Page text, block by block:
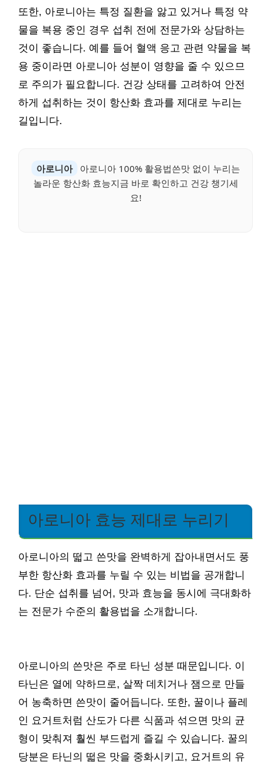
또한, 아로니아는 특정 질환을 앓고 있거나 특정 약
물을 복용 중인 경우 섭취 전에 전문가와 상담하는
것이 좋습니다. 예를 들어 혈액 응고 관련 약물을 복
용 중이라면 아로니아 성분이 영향을 줄 수 있으므
로 주의가 필요합니다. 건강 상태를 고려하여 안전
하게 섭취하는 것이 항산화 효과를 제대로 누리는
길입니다.
아로니아
아로니아 100% 활용법쓴맛 없이 누리는
놀라운 항산화 효능지금 바로 확인하고 건강 챙기세
요!
아로니아 효능 제대로 누리기
아로니아의 떫고 쓴맛을 완벽하게 잡아내면서도 풍
부한 항산화 효과를 누릴 수 있는 비법을 공개합니
다. 단순 섭취를 넘어, 맛과 효능을 동시에 극대화하
는 전문가 수준의 활용법을 소개합니다.
아로니아의 쓴맛은 주로 타닌 성분 때문입니다. 이
타닌은 열에 약하므로, 살짝 데치거나 잼으로 만들
어 농축하면 쓴맛이 줄어듭니다. 또한, 꿀이나 플레
인 요거트처럼 산도가 다른 식품과 섞으면 맛의 균
형이 맞춰져 훨씬 부드럽게 즐길 수 있습니다. 꿀의
당분은 타닌의 떫은 맛을 중화시키고, 요거트의 유